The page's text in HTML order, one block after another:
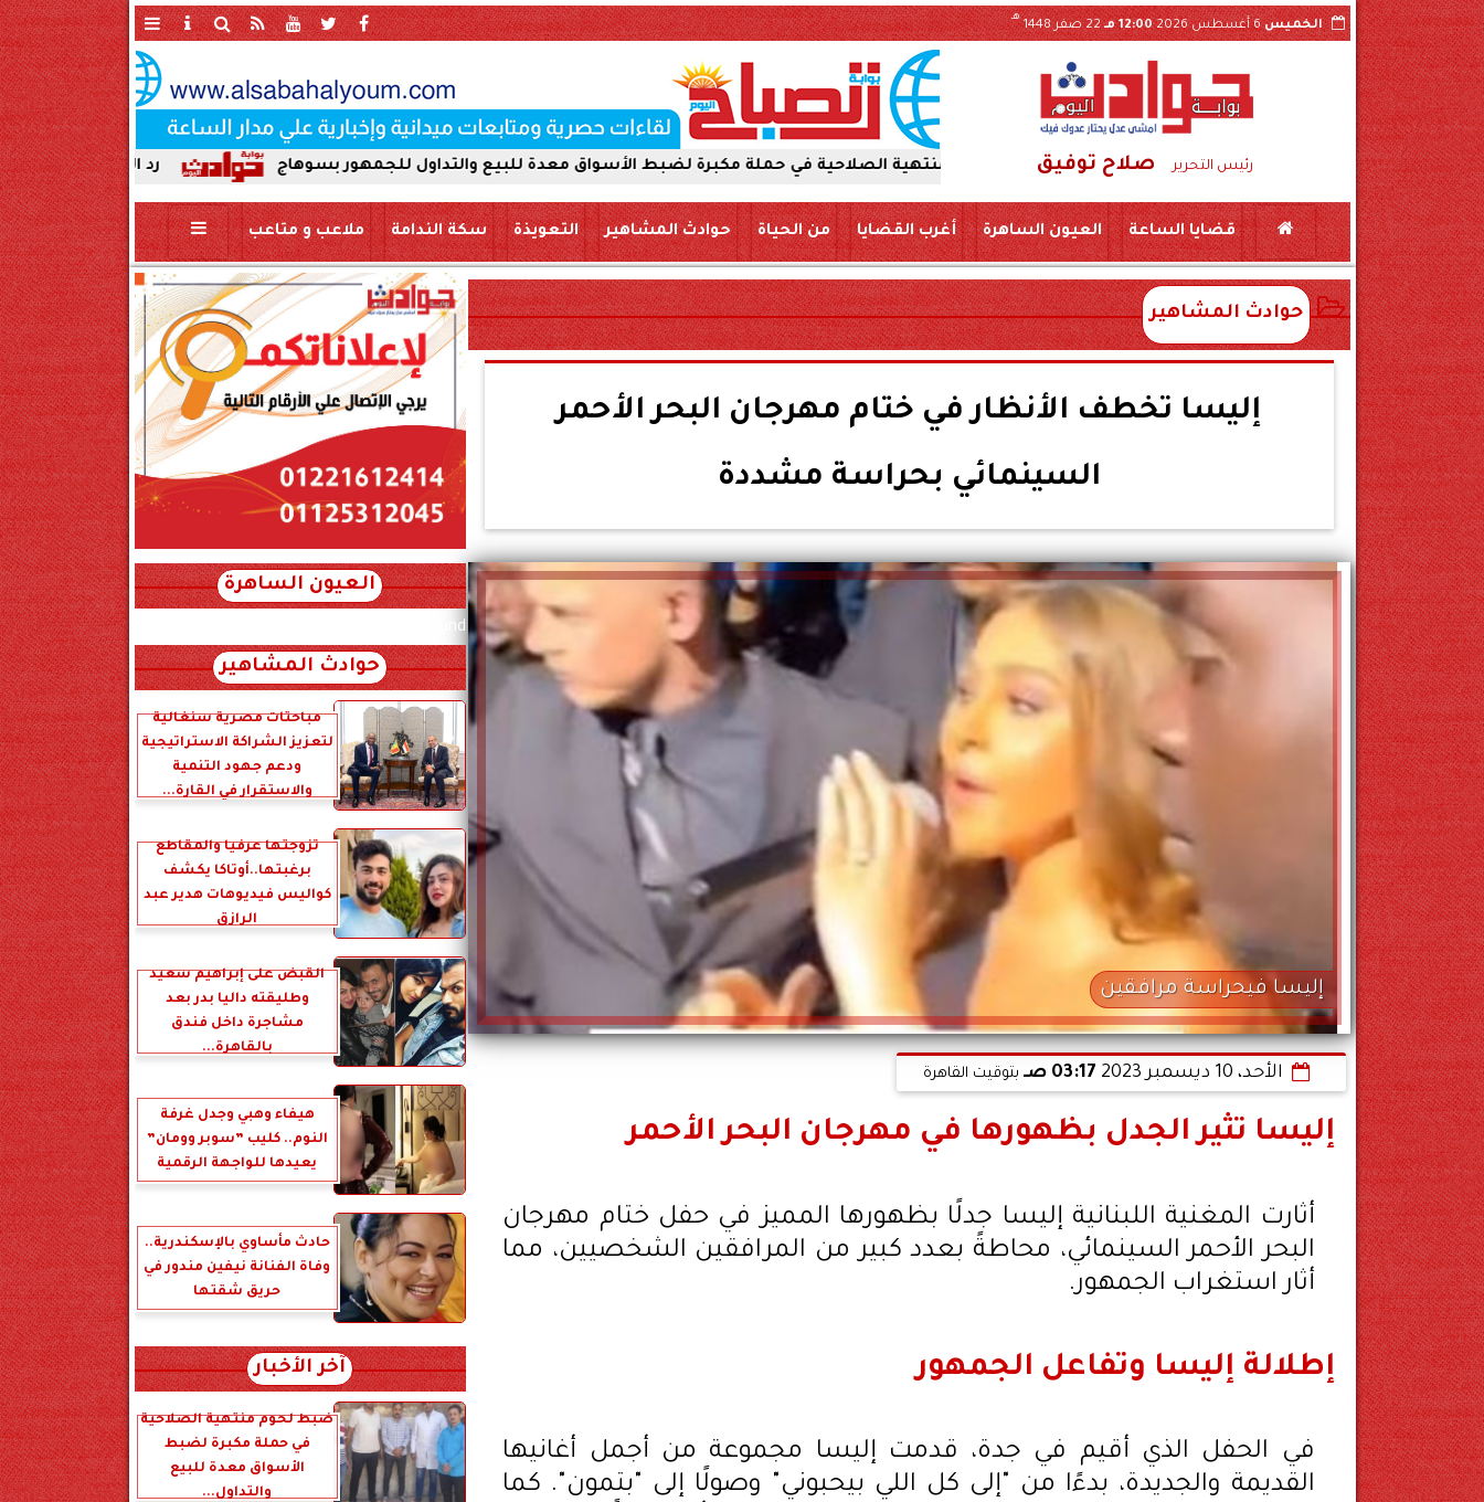
الخميس6 أغسطس 2026 12:00 مـ 22 صفر 1448
هـ
رئيس التحرير صلاح توفيق رد الجميل لأصحاب العطاء. ضبط لحوم منتهية الصلاحية في حملة مكبرة لضبط الأسواق معدة للبيع والتداول للجمهور بسوهاج فيديو الواقعة بسوهاج
قضايا الساعة العيون الساهرة أغرب القضايا من الحياة حوادث المشاهير التعويذة سكة الندامة ملاعب و متاعب
حوادث المشاهير
إليسا تخطف الأنظار في ختام مهرجان البحر الأحمر
السينمائي بحراسة مشددة
إليسا فيحراسة مرافقين
الأحد، 10 ديسمبر 2023 03:17 صـ بتوقيت القاهرة
إليسا تثير الجدل بظهورها في مهرجان البحر الأحمر
أثارت المغنية اللبنانية إليسا جدلًا بظهورها المميز في حفل ختام مهرجان
البحر الأحمر السينمائي، محاطةً بعدد كبير من المرافقين الشخصيين، مما
أثار استغراب الجمهور.
إطلالة إليسا وتفاعل الجمهور
في الحفل الذي أقيم في جدة، قدمت إليسا مجموعة من أجمل أغانيها
القديمة والجديدة، بدءًا من "إلى كل اللي بيحبوني" وصولًا إلى "بتمون". كما
العيون الساهرة
xml_json/rss/~12.xml x0n not found
حوادث المشاهير
مباحثات مصرية سنغالية
لتعزيز الشراكة الاستراتيجية
ودعم جهود التنمية
والاستقرار في القارة...
تزوجتها عرفياً والمقاطع
برغبتها..أوتاكا يكشف
كواليس فيديوهات هدير عبد
الرازق
القبض على إبراهيم سعيد
وطليقته داليا بدر بعد
مشاجرة داخل فندق
بالقاهرة...
هيفاء وهبي وجدل غرفة
النوم.. كليب ”سوبر وومان”
يعيدها للواجهة الرقمية
حادث مأساوي بالإسكندرية..
وفاة الفنانة نيفين مندور في
حريق شقتها
آخر الأخبار
ضبط لحوم منتهية الصلاحية
في حملة مكبرة لضبط
الأسواق معدة للبيع
والتداول...